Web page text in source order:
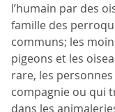
l’humain par des
famille des
communs; les
pigeons et les
rare, les
compagnie ou qui
dans les